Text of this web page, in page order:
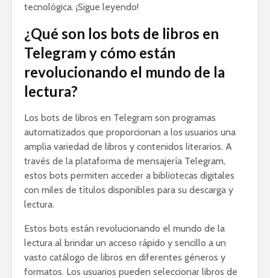
tecnológica. ¡Sigue leyendo!
¿Qué son los bots de libros en
Telegram y cómo están
revolucionando el mundo de la
lectura?
Los bots de libros en Telegram son programas
automatizados que proporcionan a los usuarios una
amplia variedad de libros y contenidos literarios. A
través de la plataforma de mensajería Telegram,
estos bots permiten acceder a bibliotecas digitales
con miles de títulos disponibles para su descarga y
lectura.
Estos bots están revolucionando el mundo de la
lectura al brindar un acceso rápido y sencillo a un
vasto catálogo de libros en diferentes géneros y
formatos. Los usuarios pueden seleccionar libros de